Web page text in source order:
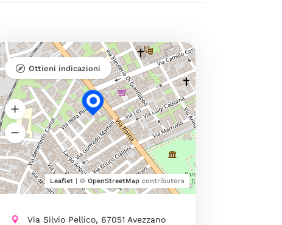
Leaflet| © OpenStreetMapcontributors
Ottieni indicazioni
Via Silvio Pellico, 67051 Avezzano